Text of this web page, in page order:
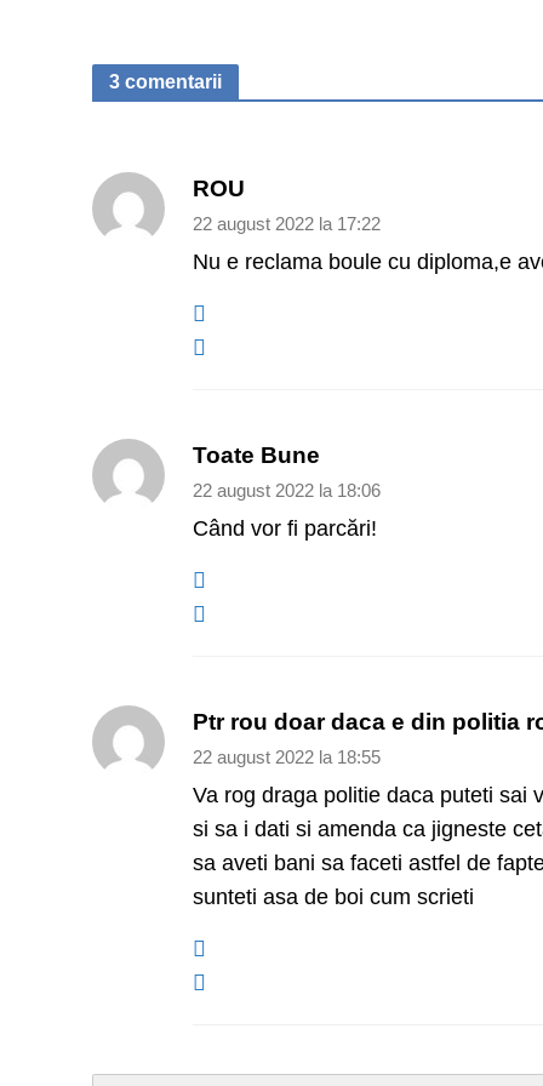
3 comentarii
ROU
22 august 2022 la 17:22
Nu e reclama boule cu diploma,e
Toate Bune
22 august 2022 la 18:06
Când vor fi parcări!
Ptr rou doar daca e din politia
22 august 2022 la 18:55
Va rog draga politie daca puteti sai
si sa i dati si amenda ca jigneste
sa aveti bani sa faceti astfel de
sunteti asa de boi cum scrieti